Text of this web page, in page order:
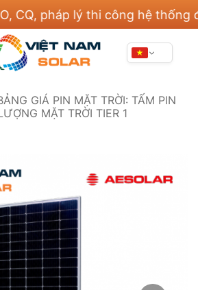
pháp lý thi công hệ thống điện
GIÁ PIN MẶT TRỜI: TẤM PIN
MẶT TRỜI TIER 1